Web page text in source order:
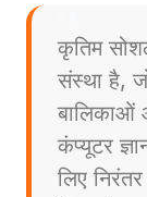
कृतिम
संस्था है,
बालिकाओं
कंप्यूटर
लिए